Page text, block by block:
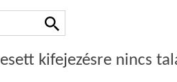
kifejezésre nincs